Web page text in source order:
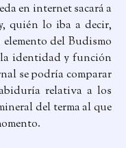
en internet sacará a
quién lo iba a decir,
del Budismo
identidad y función
se podría comparar
relativa a los
del terma al que